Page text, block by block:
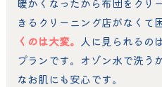
暖かくなったから布団をクリ
きるクリーニング店がなくて
くのは大変。 人に見られるの
プランです。オゾン水で洗う
なお肌にも安心です。